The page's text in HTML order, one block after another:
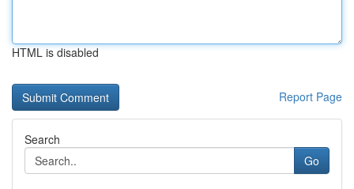
HTML is disabled
Report Page
Search
Go